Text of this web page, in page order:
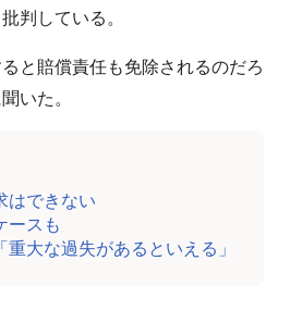
判している。
と賠償責任も免除されるのだろ
いた。
はできない
ースも
大な過失があるといえる」